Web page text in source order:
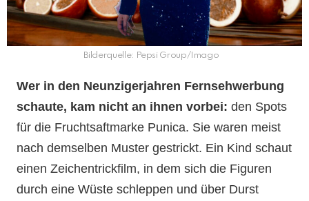
Bilderquelle: Pepsi Group/Imago
Wer in den Neunzigerjahren Fernsehwerbung
schaute, kam nicht an ihnen vorbei: den Spots
für die Fruchtsaftmarke Punica. Sie waren meist
nach demselben Muster gestrickt. Ein Kind schaut
einen Zeichentrickfilm, in dem sich die Figuren
durch eine Wüste schleppen und über Durst